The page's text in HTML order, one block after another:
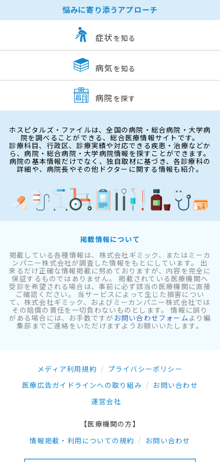
悩みに寄り添うアプローチ
症状 を知る
病気 を知る
病院 を探す
ホスピタルズ・ファイルは、全国の病院・総合病院・大学病
院を調べることができる、総合医療情報サイトです。
診療科目、行政区、診療実績や対応できる疾患・治療などか
ら、病院・総合病院・大学病院情報を探すことができます。
病院の基本情報だけでなく、独自取材に基づき、各診療科の
詳細や、病院長やその他ドクターに関する情報も紹介。
掲載情報について
掲載している各種情報は、株式会社ギミック、またはミーカ
ンパニー株式会社が調査した情報をもとにしています。 出
来るだけ正確な情報掲載に努めておりますが、内容を完全に
保証するものではありません。 掲載されている医療機関へ
受診を希望される場合は、事前に必ず該当の医療機関に直接
ご確認ください。 当サービスによって生じた損害につい
て、株式会社ギミック、およびミーカンパニー株式会社では
その賠償の責任を一切負わないものとします。 情報に誤り
がある場合には、お手数ですが お問い合わせフォーム より編
集部までご連絡をいただけますようお願いいたします。
メディア利用規約
プライバシーポリシー
医療広告ガイドラインへの取り組み
お問い合わせ
運営会社
【医療機関の方】
情報掲載・利用についての規約
お問い合わせ